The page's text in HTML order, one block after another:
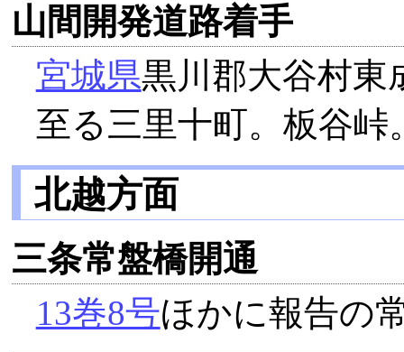
山間開発道路着手
宮城県黒川郡大谷村東
至る三里十町。板谷峠
北越方面
三条常盤橋開通
13巻8号ほかに報告の